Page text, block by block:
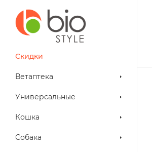
Скидки
Ветаптека
Универсальные
Кошка
Собака